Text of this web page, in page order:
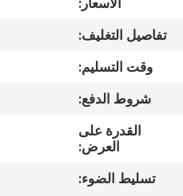
في
المعمل
مراقبة
الجودة
خريطة
الأسعار:
تفاصيل التغليف:
وقت التسليم:
شروط الدفع:
القدرة على
العرض:
تسليط الضوء: